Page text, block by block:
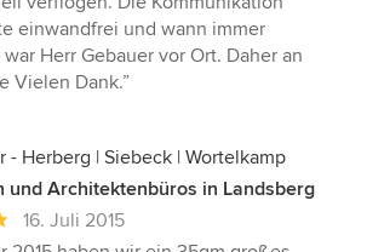
einwandfrei und wann immer
Herr Gebauer vor Ort. Daher an
Vielen Dank.”
- Herberg | Siebeck | Wortelkamp
und Architektenbüros in Landsberg
16. Juli 2015